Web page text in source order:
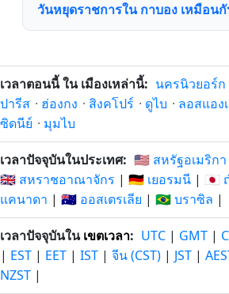
วันหยุดราชการใน กาบอง เหมือน
เวลาตอนนี้ ใน เมืองเหล่านี้: นครนิวยอร์ก
ปารีส · ฮ่องกง · สิงคโปร์ · ดูไบ · ลอสแอง
ซิดนีย์ · มุมไบ
เวลาปัจจุบันในประเทศ: 🇺🇸 สหรัฐอเมริกา
🇬🇧 สหราชอาณาจักร | 🇩🇪 เยอรมนี | 🇯🇵
แคนาดา | 🇦🇺 ออสเตรเลีย | 🇧🇷 บราซิล |
เวลาปัจจุบันในเขตเวลา: UTC | GMT |
| EST | EET | IST | จีน (CST) | JST |
NZST |